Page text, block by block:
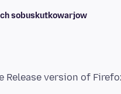
sobuskutkowarjow